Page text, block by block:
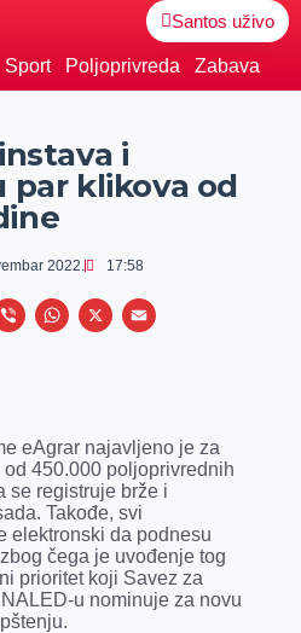
Santos uživo
Sport Poljoprivreda Zabava
i
par klikova od
2022. 17:58
V
r
W
s
A
p
p
X
E
l
eAgrar najavljeno je za
450.000 poljoprivrednih
se registruje brže i
Takođe, svi
elektronski da podnesu
čega je uvođenje tog
prioritet koji Savez za
u nominuje za novu